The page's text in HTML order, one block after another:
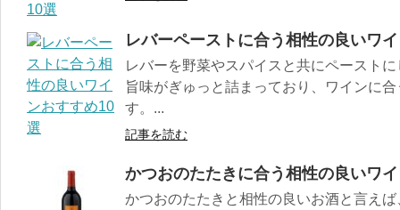
レバーペーストに合う相性の良いワ
レバーを野菜やスパイスと共にペースト
旨味がぎゅっと詰まっており、ワインに
す。...
記事を読む
かつおのたたきに合う相性の良いワ
かつおのたたきと相性の良いお酒と言え